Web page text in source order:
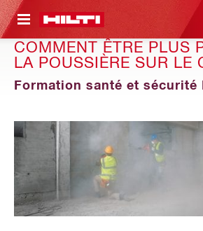
CONTENT
COMMENT ÊTRE PLUS
LA POUSSIÈRE SUR LE
Formation santé et sécurité